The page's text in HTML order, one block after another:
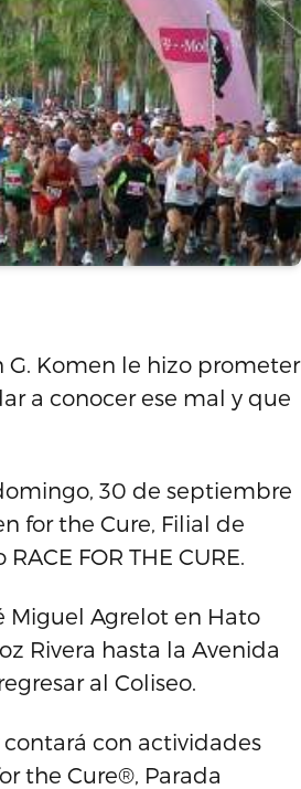
G. Komen le hizo prometer
a conocer ese mal y que
30 de septiembre
for the Cure, Filial de
FOR THE CURE.
Miguel Agrelot en Hato
Rivera hasta la Avenida
al Coliseo.
con actividades
the Cure®, Parada